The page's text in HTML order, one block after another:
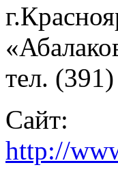
тел.
Сайт:
http://